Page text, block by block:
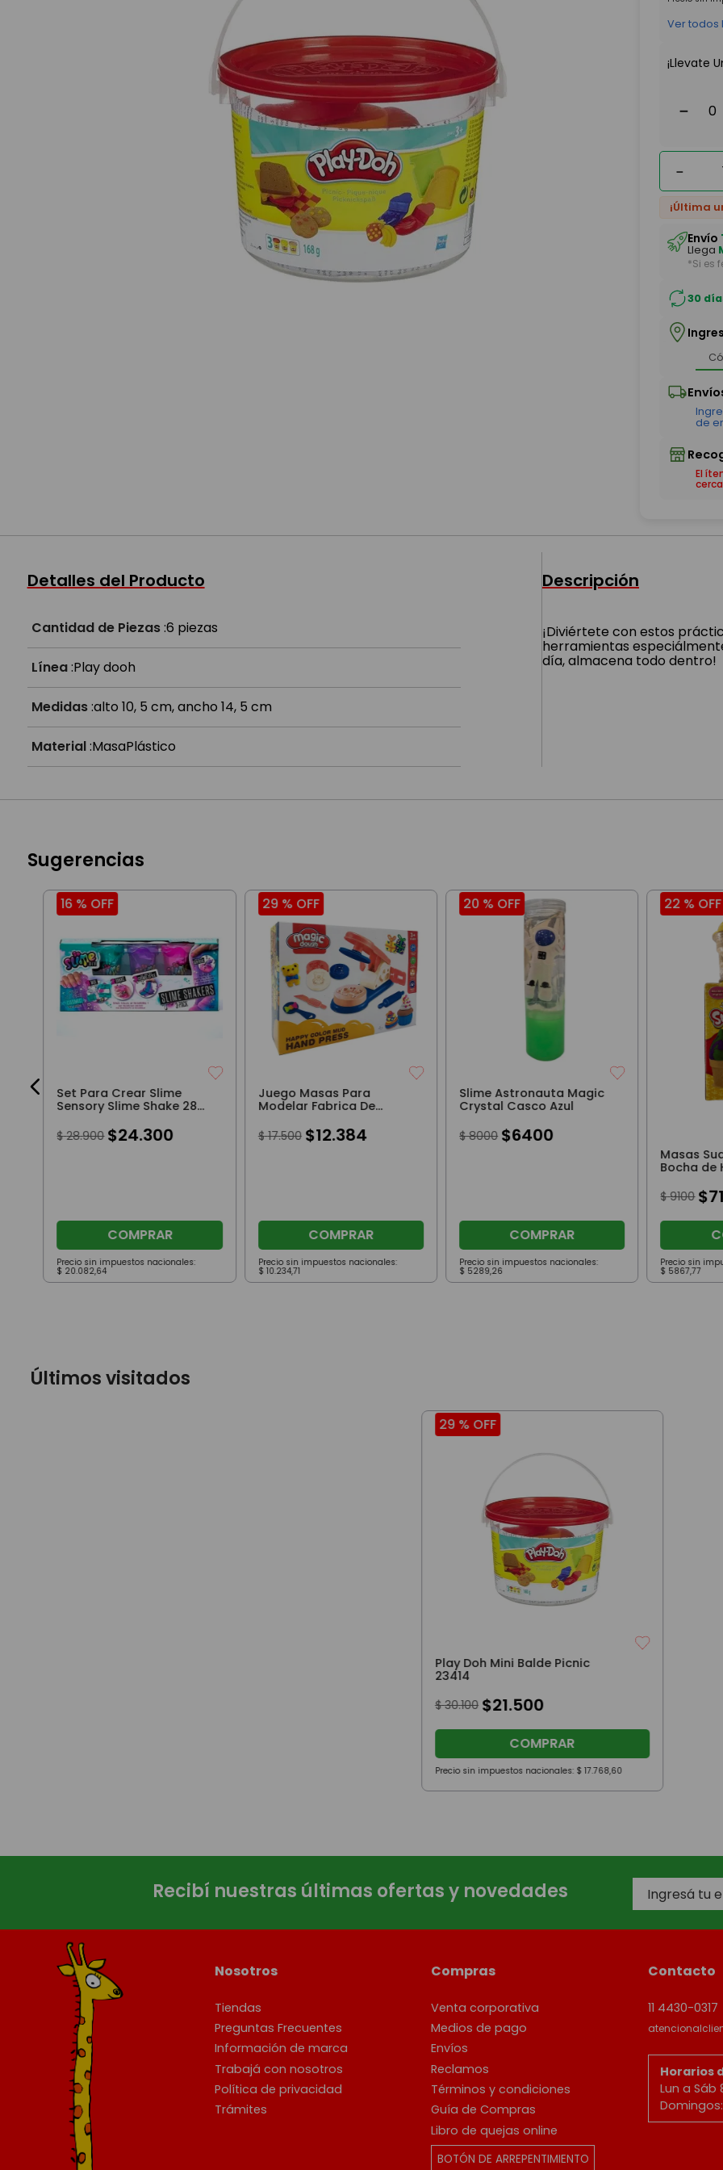
Ver todos
¡Llevate
－
－
¡Última
Envío
Llega
*Si es
30
El
Detalles del Producto
Cantidad de Piezas:6 piezas
Línea:Play dooh
Medidas:alto 10, 5 cm, ancho 14, 5 cm
Material:MasaPlástico
Descripción
¡Diviértete con estos
herramientas
día, almacena todo dentro!
Sugerencias
16 % OFF
Set Para Crear Slime
Sensory Slime Shake 28
Turquesa
$ 28.900 $24.300
COMPRAR
Precio sin impuestos nacionales:
$ 20.082,64
29 % OFF
Juego Masas Para
Modelar Fabrica De
$ 17.500 $12.384
COMPRAR
Precio sin impuestos nacionales:
$ 10.234,71
20 % OFF
Slime Astronauta Magic
Crystal Casco Azul
$ 8000 $6400
COMPRAR
Precio sin impuestos nacionales:
$ 5289,26
22 % OFF
Masas
Bocha de
$ 9100 $
Precio sin
$ 5867,77
Últimos visitados
29 %OFF
Play Doh Mini Balde Picnic
23414
$ 30.100 $21.500
COMPRAR
Precio sin impuestos nacionales: $ 17.768,60
Recibí nuestras últimas ofertas y novedades
Nosotros
Tiendas
Preguntas Frecuentes
Información de marca
Trabajá con nosotros
Política de privacidad
Trámites
Compras
Venta corporativa
Medios de pago
Envíos
Reclamos
Términos y condiciones
Guía de Compras
Libro de quejas online
BOTÓN DE ARREPENTIMIENTO
Contacto
11 4430-0317
Horarios
Lun a Sáb
Domingos: